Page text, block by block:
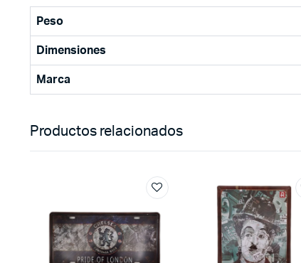
Peso
Dimensiones
Marca
Productos relacionados